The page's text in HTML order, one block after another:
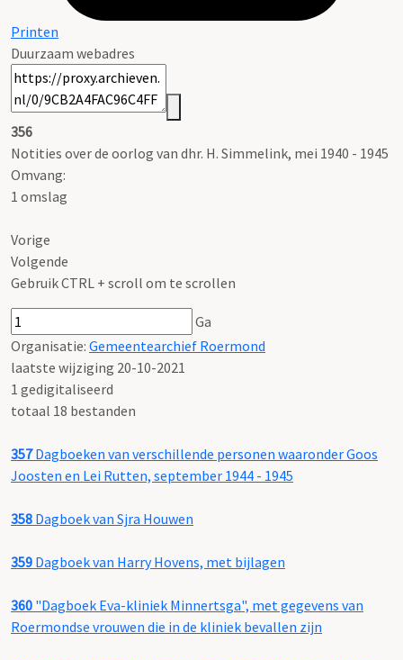
Printen
Duurzaam webadres
356
Notities over de oorlog van dhr. H. Simmelink, mei 1940 - 1945
Omvang:
1 omslag
Vorige
Volgende
Gebruik CTRL + scroll om te scrollen
Ga
Organisatie: Gemeentearchief Roermond
laatste wijziging 20-10-2021
1 gedigitaliseerd
totaal 18 bestanden
357Dagboeken van verschillende personen waaronder Goos
Joosten en Lei Rutten, september 1944 - 1945
358 Dagboek van Sjra Houwen
359 Dagboek van Harry Hovens, met bijlagen
360 "Dagboek Eva-kliniek Minnertsga", met gegevens van
Roermondse vrouwen die in de kliniek bevallen zijn